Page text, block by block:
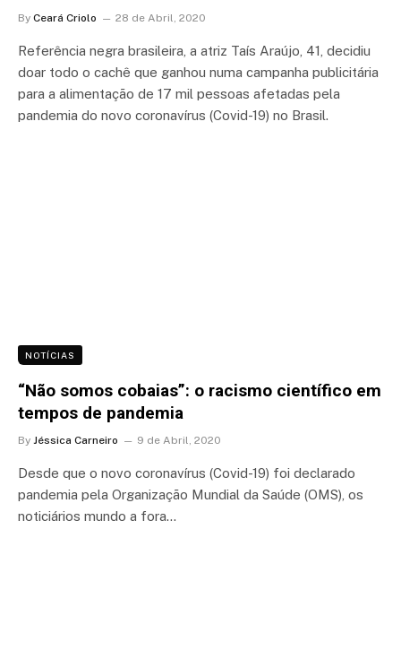
By Ceará Criolo 28 de Abril, 2020
Referência negra brasileira, a atriz Taís Araújo, 41, decidiu
doar todo o cachê que ganhou numa campanha publicitária
para a alimentação de 17 mil pessoas afetadas pela
pandemia do novo coronavírus (Covid-19) no Brasil.
NOTÍCIAS
“Não somos cobaias”: o racismo científico em
tempos de pandemia
By Jéssica Carneiro 9 de Abril, 2020
Desde que o novo coronavírus (Covid-19) foi declarado
pandemia pela Organização Mundial da Saúde (OMS), os
noticiários mundo a fora…